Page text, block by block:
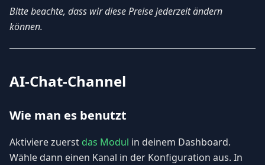
Bitte beachte, dass wir diese Preise jederzeit ändern
können.
AI-Chat-Channel
Wie man es benutzt
Aktiviere zuerst das Modul in deinem Dashboard.
Wähle dann einen Kanal in der Konfiguration aus. In